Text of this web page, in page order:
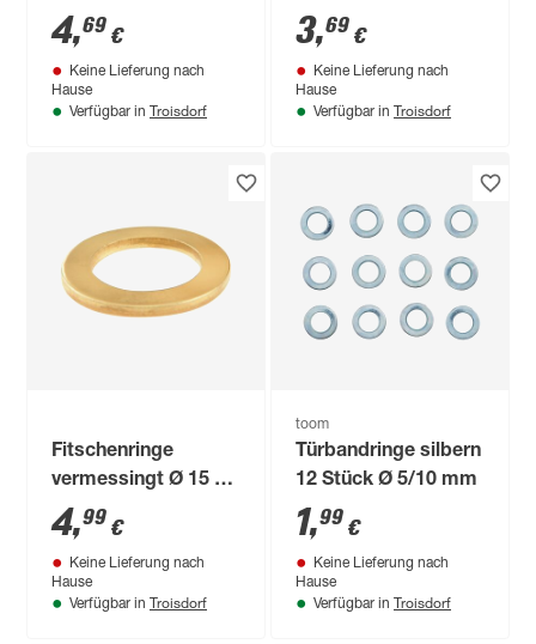
mm 12 Stück
4,69 €
Keine Lieferung nach
Hause
Verfügbar in Troisdorf
9/15 - 13/19 mm
3,69 €
Keine Lieferung nach
Hause
Verfügbar in Troisdorf
Fitschenringe
vermessingt Ø 15 x
23 x 2 mm 12 Stück
4,99 €
Keine Lieferung nach
Hause
Verfügbar in Troisdorf
toom
Türbandringe silbern
12 Stück Ø 5/10 mm
1,99 €
Keine Lieferung nach
Hause
Verfügbar in Troisdorf